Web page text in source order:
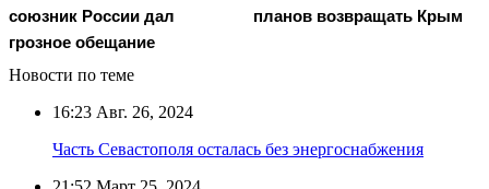
союзник России дал
грозное обещание
планов возвращать Крым
Новости по теме
16:23 Авг. 26, 2024
Часть Севастополя осталась без энергоснабжения